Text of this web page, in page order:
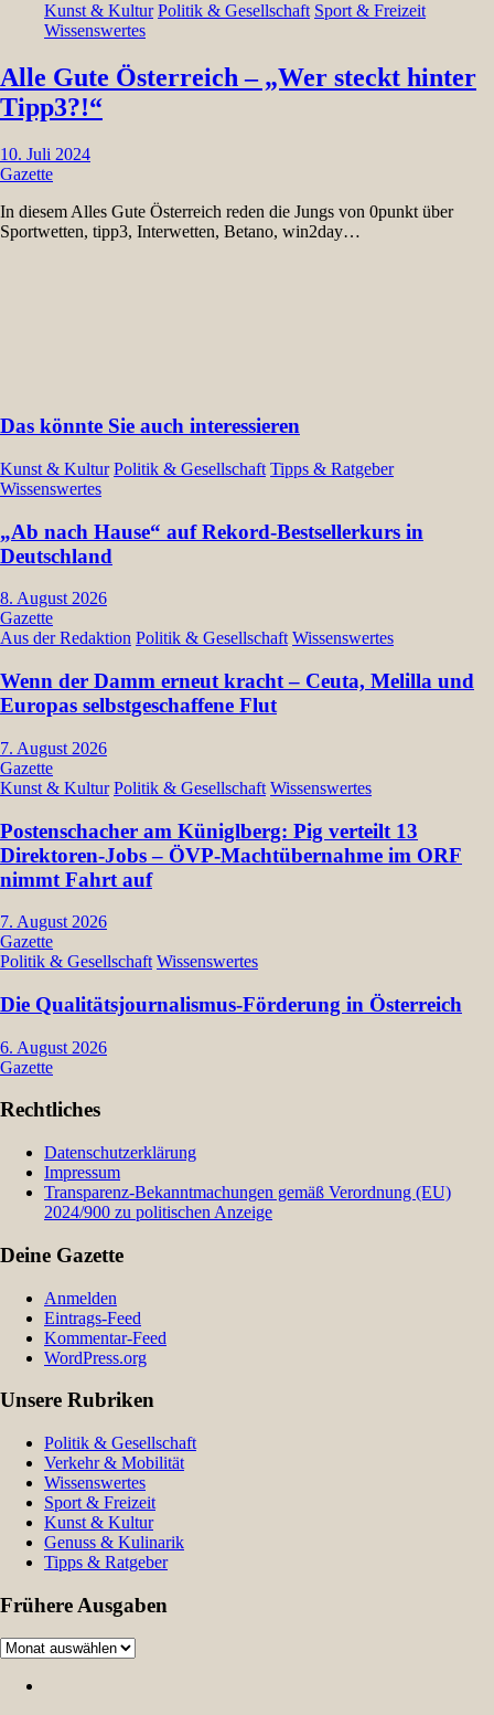
Kunst & Kultur Politik & Gesellschaft Sport & Freizeit
Wissenswertes
Alle Gute Österreich – „Wer steckt hinter
Tipp3?!“
10. Juli 2024
Gazette
In diesem Alles Gute Österreich reden die Jungs von 0punkt über
Sportwetten, tipp3, Interwetten, Betano, win2day…
Das könnte Sie auch interessieren
Kunst & Kultur Politik & Gesellschaft Tipps & Ratgeber
Wissenswertes
„Ab nach Hause“ auf Rekord-Bestsellerkurs in
Deutschland
8. August 2026
Gazette
Aus der Redaktion Politik & Gesellschaft Wissenswertes
Wenn der Damm erneut kracht – Ceuta, Melilla und
Europas selbstgeschaffene Flut
7. August 2026
Gazette
Kunst & Kultur Politik & Gesellschaft Wissenswertes
Postenschacher am Küniglberg: Pig verteilt 13
Direktoren-Jobs – ÖVP-Machtübernahme im ORF
nimmt Fahrt auf
7. August 2026
Gazette
Politik & Gesellschaft Wissenswertes
Die Qualitätsjournalismus-Förderung in Österreich
6. August 2026
Gazette
Rechtliches
Datenschutzerklärung
Impressum
Transparenz-Bekanntmachungen gemäß Verordnung (EU)
2024/900 zu politischen Anzeige
Deine Gazette
Anmelden
Eintrags-Feed
Kommentar-Feed
WordPress.org
Unsere Rubriken
Politik & Gesellschaft
Verkehr & Mobilität
Wissenswertes
Sport & Freizeit
Kunst & Kultur
Genuss & Kulinarik
Tipps & Ratgeber
Frühere Ausgaben
Frühere